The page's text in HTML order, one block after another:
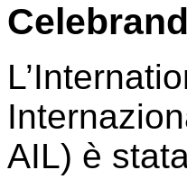
AIL) è